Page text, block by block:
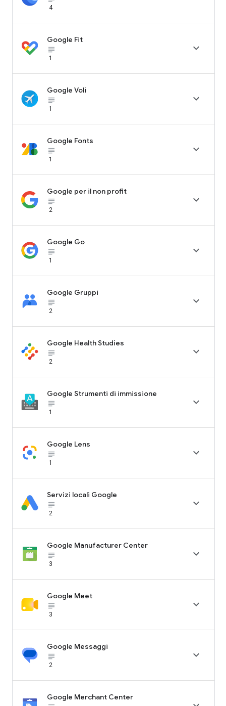
4
Google Fit
subject_black
1

Google Voli
subject_black
1

Google Fonts
subject_black
1

Google per il non profit
subject_black
2

Google Go
subject_black
1

Google Gruppi
subject_black
2

Google Health Studies
subject_black
2

Google Strumenti di immissione
subject_black
1

Google Lens
subject_black
1

Servizi locali Google
subject_black
2

Google Manufacturer Center
subject_black
3

Google Meet
subject_black
3

Google Messaggi
subject_black
2

Google Merchant Center